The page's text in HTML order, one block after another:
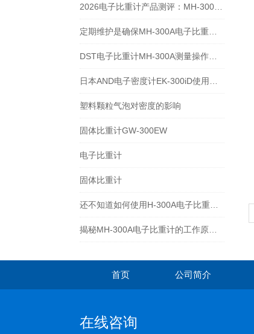
塑料颗粒气泡对密度的影响
固体比重计GW-300EW
电子比重计
固体比重计
首页 公司简介
在线咨询